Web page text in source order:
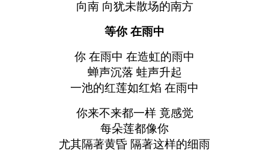
向南 向犹未散场的南方
等你 在雨中
你 在雨中 在造虹的雨中
蝉声沉落 蛙声升起
一池的红莲如红焰 在雨中
你来不来都一样 竟感觉
每朵莲都像你
尤其隔著黄昏 隔著这样的细雨